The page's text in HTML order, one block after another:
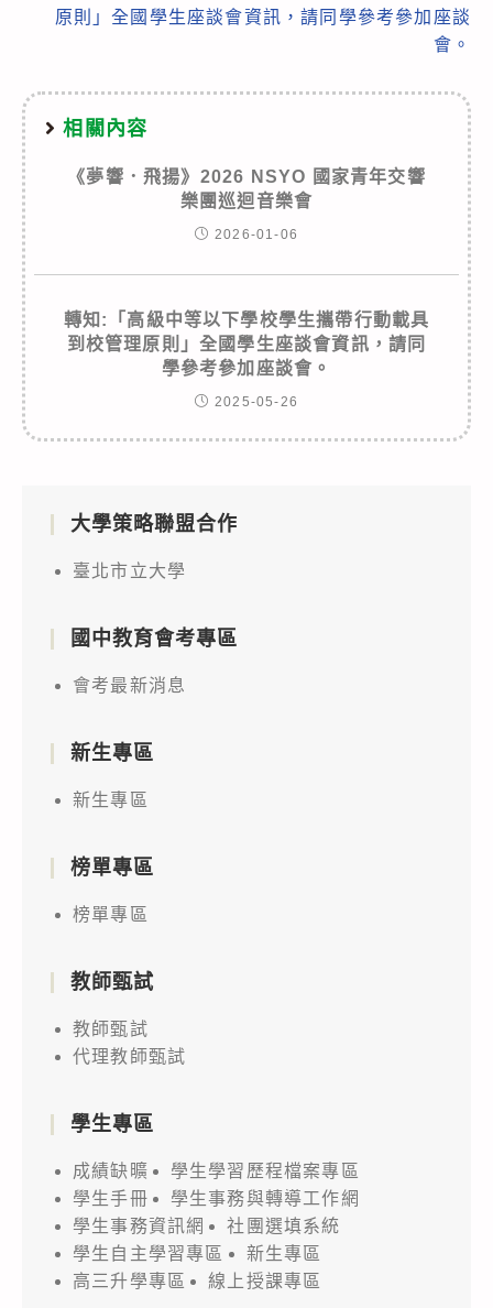
原則」全國學生座談會資訊，請同學參考參加座談
會。
相關內容
《夢響．飛揚》2026 NSYO 國家青年交響
樂團巡迴音樂會
2026-01-06
轉知:「高級中等以下學校學生攜帶行動載具
到校管理原則」全國學生座談會資訊，請同
學參考參加座談會。
2025-05-26
大學策略聯盟合作
臺北市立大學
國中教育會考專區
會考最新消息
新生專區
新生專區
榜單專區
榜單專區
教師甄試
教師甄試
代理教師甄試
學生專區
成績缺曠
學生學習歷程檔案專區
學生手冊
學生事務與轉導工作網
學生事務資訊網
社團選填系統
學生自主學習專區
新生專區
高三升學專區
線上授課專區